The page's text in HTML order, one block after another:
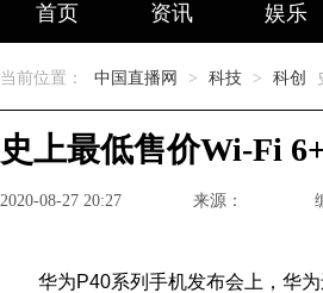
首页 资讯 娱乐
当前位置： 中国直播网 > 科技 > 科创
史上最低售价Wi-Fi
2020-08-27 20:27 来源：
华为P40系列手机发布会上，华